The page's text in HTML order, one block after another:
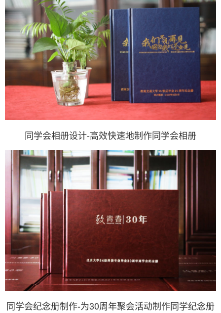
同学会相册设计-高效快速地制作同学会相册
同学会纪念册制作-为30周年聚会活动制作同学纪念册